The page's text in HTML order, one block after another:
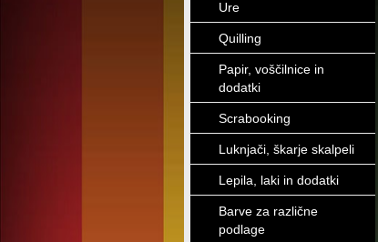
Ure
Quilling
Papir, voščilnice in
dodatki
Scrabooking
Luknjači, škarje skalpeli
Lepila, laki in dodatki
Barve za različne
podlage